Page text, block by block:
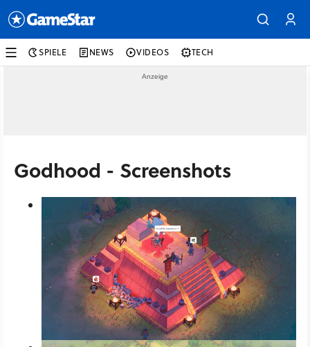
SPIELE NEWS VIDEOS TECH
Godhood - Screenshots